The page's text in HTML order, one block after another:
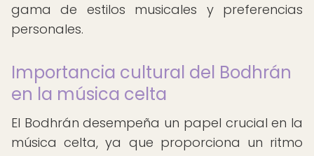
gama de estilos musicales y preferencias
personales.
Importancia cultural del Bodhrán
en la música celta
El Bodhrán desempeña un papel crucial en la
música celta, ya que proporciona un ritmo